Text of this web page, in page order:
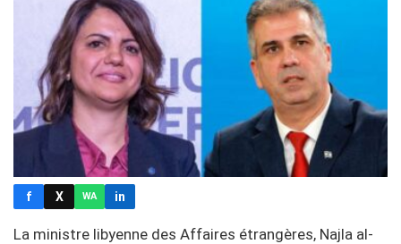
f X WA in
La ministre libyenne des Affaires étrangères, Najla al-